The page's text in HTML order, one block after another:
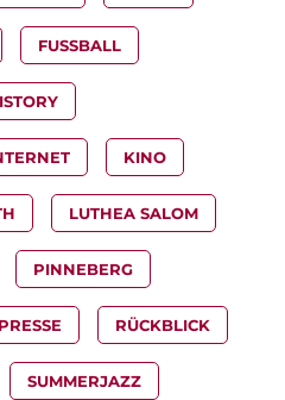
FUSSBALL
KINO
LUTHEA SALOM
PINNEBERG
PRESSE RÜCKBLICK
SUMMERJAZZ